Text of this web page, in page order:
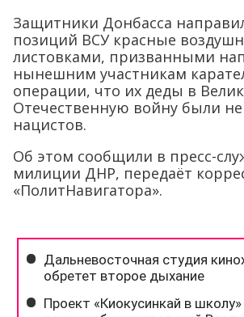
Защитники Донбасса
позиций ВСУ красные
листовками, призванными
нынешним участникам
операции, что их деды в
Отечественную войну были
нацистов.
Об этом сообщили в пресс-
милиции ДНР, передаёт
«ПолитНавигатора».